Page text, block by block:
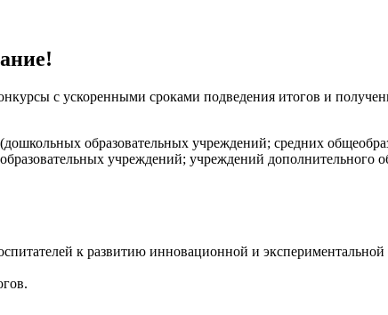
с ускоренными сроками подведения итогов и
образовательных учреждений; средних
учреждений; учреждений дополнительного
к развитию инновационной и экспериментальной